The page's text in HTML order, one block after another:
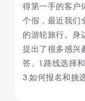
得第一手的客户
个假，最近我们
的游轮旅行。身
提出了很多感兴
答。1.路线选择
3.如何报名和挑